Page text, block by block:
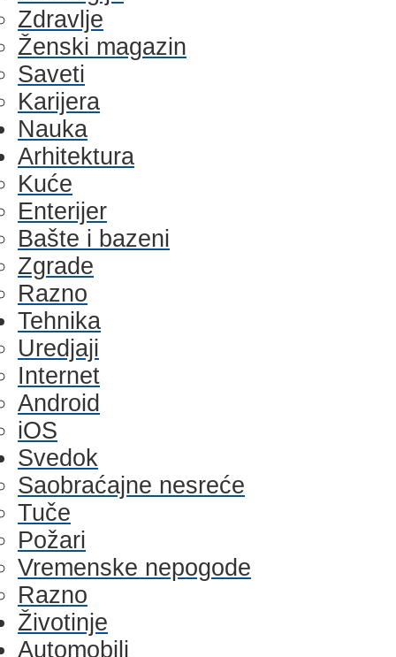
Zdravlje
Ženski magazin
Saveti
Karijera
Nauka
Arhitektura
Kuće
Enterijer
Bašte i bazeni
Zgrade
Razno
Tehnika
Uredjaji
Internet
Android
iOS
Svedok
Saobraćajne nesreće
Tuče
Požari
Vremenske nepogode
Razno
Životinje
Automobili